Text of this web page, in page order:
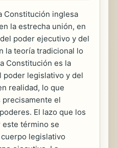
Constitución inglesa
la estrecha unión, en
poder ejecutivo y del
la teoría tradicional lo
Constitución es la
poder legislativo y del
realidad, lo que
el
El lazo que los
este término se
legislativo